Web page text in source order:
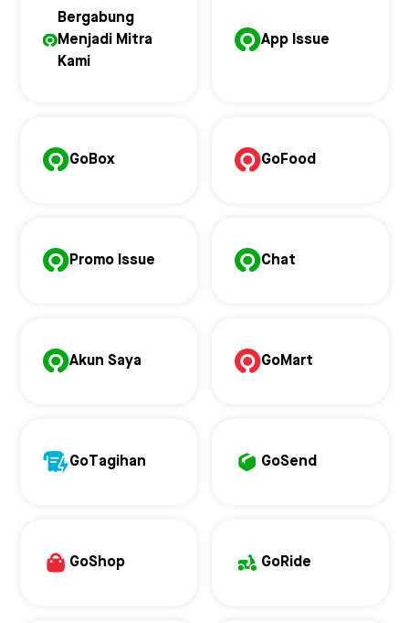
Bergabung
Menjadi Mitra
Kami
App Issue
GoBox GoFood
Promo Issue Chat
Akun Saya GoMart
GoTagihan GoSend
GoShop GoRide